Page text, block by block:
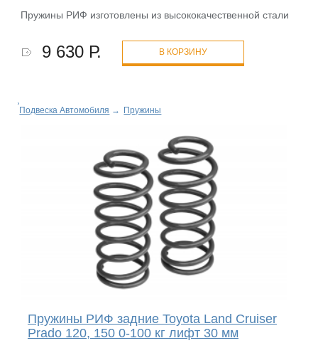
Пружины РИФ изготовлены из высококачественной стали
9 630 Р. В КОРЗИНУ
Подвеска Автомобиля → Пружины
Пружины РИФ задние Toyota Land Cruiser
Prado 120, 150 0-100 кг лифт 30 мм